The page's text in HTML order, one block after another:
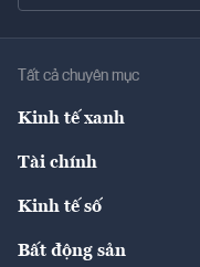
Tất cả chuyên mục
Kinh tế xanh
Diễn đàn
Tài chính
Ngân hàng
Kinh tế số
Sản phẩm - Thị trường
Bất động sản